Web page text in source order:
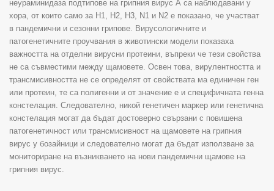
неураминидаза подтипове на грипния вирус А са наблюдавани у
хора, от които само за H1, H2, H3, N1 и N2 е показано, че участват
в пандемични и сезонни грипове. Вирусологичните и
патогенетичните проучвания в животински модели показаха
важността на отделни вирусни протеини, въпреки че тези свойства
не са съвместими между щамовете. Освен това, вирулентността и
трансмисивността не се определят от свойствата ма единичен ген
или протеин, те са полигенни и от значение е и специфичната генна
констелация. Следователно, никой генетичен маркер или генетична
констелация могат да бъдат достоверно свързани с повишена
патогенетичност или трансмисивност на щамовете на грипния
вирус у бозайници и следователно могат да бъдат използване за
мониториране на възникването на нови пандемични щамове на
грипния вирус.